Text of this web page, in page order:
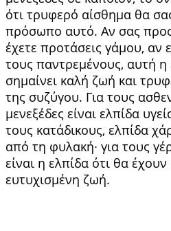
ότι τρυφερό αί­σθημα θα
πρόσωπο αυτό. Αν σας
έχετε προτάσεις γάμου, αν
τους παντρεμέ­νους, αυτή η
σημαίνει καλή ζωή και
της συζύγου. Για τους
μενεξέδες είναι ελπίδα
τους κατάδικους, ελ­πίδα
από τη φυλακή∙ για τους
είναι η ελπίδα ότι θα
ευτυχισμένη ζωή.